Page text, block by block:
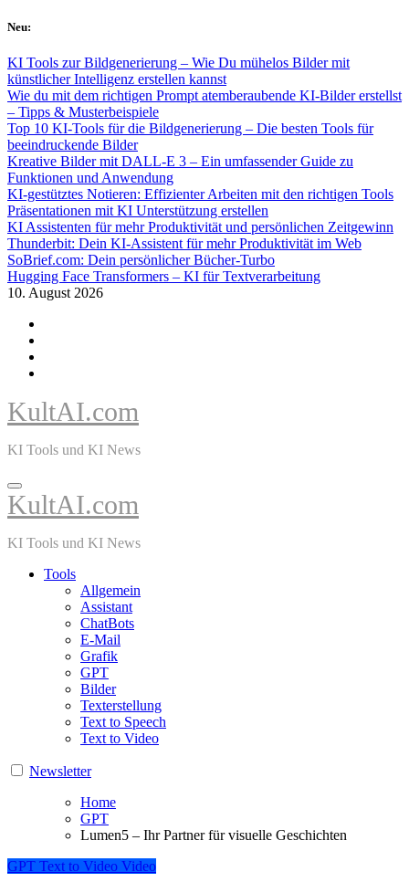
Skip
content
Neu:
KI Tools zur Bildgenerierung – Wie Du mühelos Bilder mit
künstlicher Intelligenz erstellen kannst
Wie du mit dem richtigen Prompt atemberaubende KI-Bilder erstellst
– Tipps & Musterbeispiele
Top 10 KI-Tools für die Bildgenerierung – Die besten Tools für
beeindruckende Bilder
Kreative Bilder mit DALL-E 3 – Ein umfassender Guide zu
Funktionen und Anwendung
KI-gestütztes Notieren: Effizienter Arbeiten mit den richtigen Tools
Präsentationen mit KI Unterstützung erstellen
KI Assistenten für mehr Produktivität und persönlichen Zeitgewinn
Thunderbit: Dein KI-Assistent für mehr Produktivität im Web
SoBrief.com: Dein persönlicher Bücher-Turbo
Hugging Face Transformers – KI für Textverarbeitung
10. August 2026
KultAI.com
KI Tools und KI News
KultAI.com
KI Tools und KI News
Tools
Allgemein
Assistant
ChatBots
E-Mail
Grafik
GPT
Bilder
Texterstellung
Text to Speech
Text to Video
Newsletter
Home
GPT
Lumen5 – Ihr Partner für visuelle Geschichten
GPT Text to Video Video